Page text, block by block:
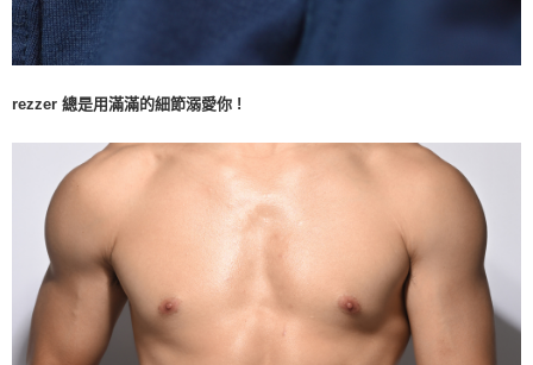
rezzer 總是用滿滿的細節溺愛你 !